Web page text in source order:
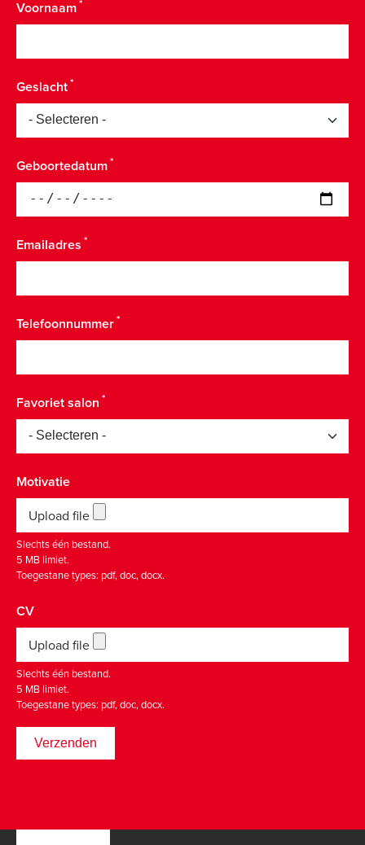
Voornaam
Geslacht
Geboortedatum
Emailadres
Telefoonnummer
Favoriet salon
Motivatie
Upload file
Slechts één bestand.
5 MB limiet.
Toegestane types: pdf, doc, docx.
CV
Upload file
Slechts één bestand.
5 MB limiet.
Toegestane types: pdf, doc, docx.